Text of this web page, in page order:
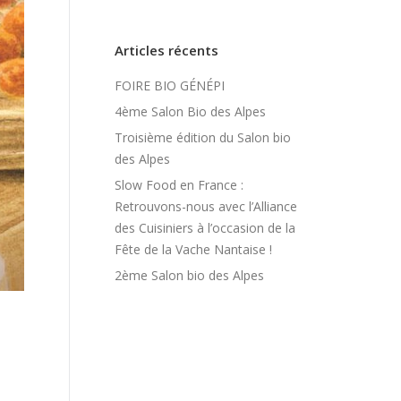
Articles récents
FOIRE BIO GÉNÉPI
4ème Salon Bio des Alpes
Troisième édition du Salon bio
des Alpes
Slow Food en France :
Retrouvons-nous avec l’Alliance
des Cuisiniers à l’occasion de la
Fête de la Vache Nantaise !
2ème Salon bio des Alpes